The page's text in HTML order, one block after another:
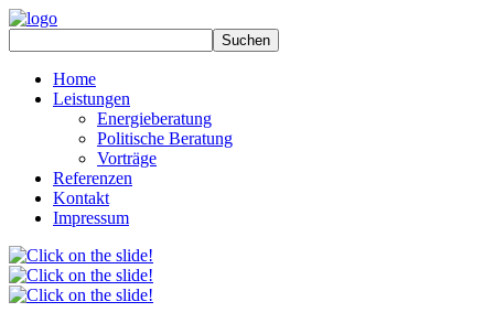
Home
Leistungen
Energieberatung
Politische Beratung
Vorträge
Referenzen
Kontakt
Impressum